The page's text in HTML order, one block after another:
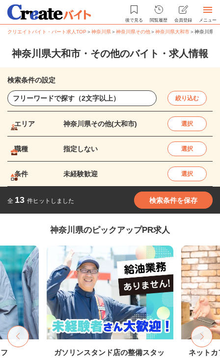
後で見る 閲覧履歴 会員登録 メニュー
クリエイトバイト・パート求人TOP ＞神奈川県＞神奈川県その他＞神奈川県大和市＞神奈川県
神奈川県大和市・その他のバイト・求人情報
検索条件の設定
絞り込む
エリア 神奈川県その他(大和市) 選択
職種 指定しない 選択
条件 未経験歓迎 選択
全 13 件ヒットしました 検索条件を保存
神奈川県のピックアップPR求人
ガソリンスタンド店の整備スタッ
ネットカ